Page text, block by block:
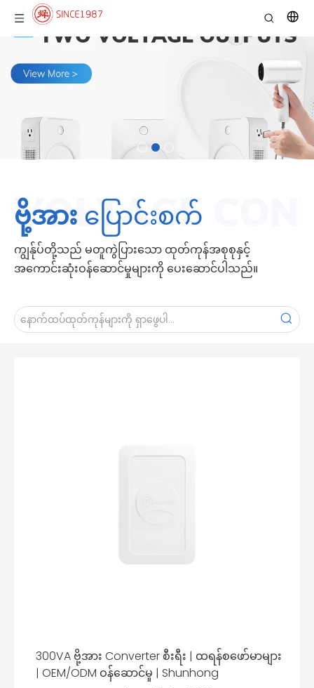
ဗို့အား ပြောင်းစက်
ကျွန်ုပ်တို့သည် မတူကွဲပြားသော ထုတ်ကုန်အစုစုနှင့်
အကောင်းဆုံးဝန်ဆောင်မှုများကို ပေးဆောင်ပါသည်။
300VA ဗို့အား Converter စီးရီး | ထရန်စဖော်မာများ
| OEM/ODM ဝန်ဆောင်မှု | Shunhong